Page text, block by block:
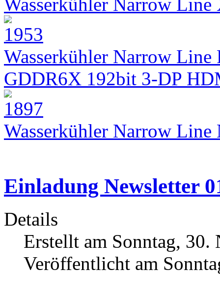
Wasserkühler Narrow Line
GDDR6X 192bit 3-DP
Wasserkühler Narrow
Einladung Newsletter
Details
Erstellt am Sonntag, 30.
Veröffentlicht am